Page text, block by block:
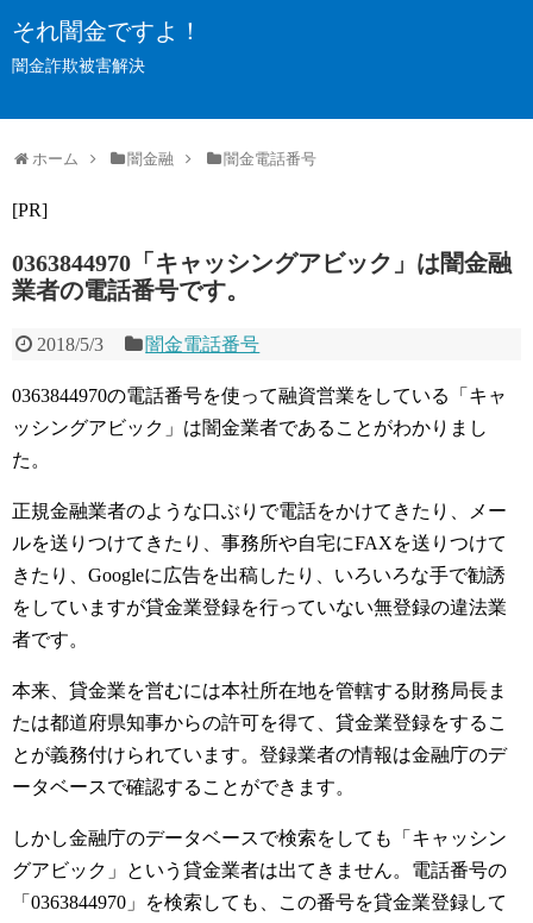
それ闇金ですよ！
闇金詐欺被害解決
ホーム 闇金融 闇金電話番号
[PR]
0363844970「キャッシングアビック」は闇金融
業者の電話番号です。
2018/5/3 闇金電話番号
0363844970の電話番号を使って融資営業をしている「キャ
ッシングアビック」は闇金業者であることがわかりまし
た。
正規金融業者のような口ぶりで電話をかけてきたり、メー
ルを送りつけてきたり、事務所や自宅にFAXを送りつけて
きたり、Googleに広告を出稿したり、いろいろな手で勧誘
をしていますが貸金業登録を行っていない無登録の違法業
者です。
本来、貸金業を営むには本社所在地を管轄する財務局長ま
たは都道府県知事からの許可を得て、貸金業登録をするこ
とが義務付けられています。登録業者の情報は金融庁のデ
ータベースで確認することができます。
しかし金融庁のデータベースで検索をしても「キャッシン
グアビック」という貸金業者は出てきません。電話番号の
「0363844970」を検索しても、この番号を貸金業登録して